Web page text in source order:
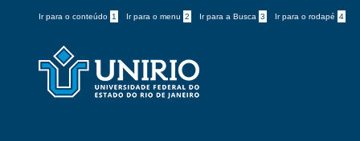
Ir para o conteúdo 1 Ir para o menu 2 Ir para a Busca 3 Ir para o rodapé 4